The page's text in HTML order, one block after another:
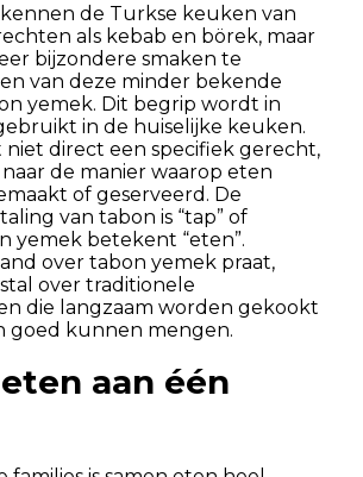
de Turkse keuken van
als kebab en börek, maar
bijzondere smaken te
van deze minder bekende
yemek. Dit begrip wordt in
in de huiselijke keuken.
direct een specifiek gerecht,
de manier waarop eten
of geserveerd. De
van tabon is “tap” of
yemek betekent “eten”.
over tabon yemek praat,
over traditionele
die langzaam worden gekookt
goed kunnen mengen.
aan één